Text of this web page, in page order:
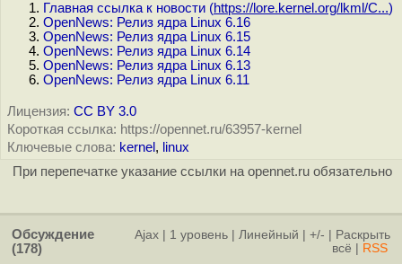
Главная ссылка к новости (https://lore.kernel.org/lkml/C...)
OpenNews: Релиз ядра Linux 6.16
OpenNews: Релиз ядра Linux 6.15
OpenNews: Релиз ядра Linux 6.14
OpenNews: Релиз ядра Linux 6.13
OpenNews: Релиз ядра Linux 6.11
Лицензия: CC BY 3.0
Короткая ссылка: https://opennet.ru/63957-kernel
Ключевые слова: kernel , linux
При перепечатке указание ссылки на opennet.ru обязательно
Обсуждение
(178)
Ajax 1 уровень Линейный +/-
Раскрыть
всё
RSS